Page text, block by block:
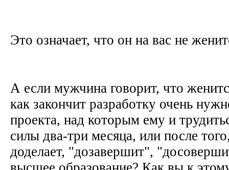
Это означает, что он на вас не
А если мужчина говорит, что
как закончит разработку очень
проекта, над которым ему и
силы два-три месяца, или после
доделает, "дозавершит",